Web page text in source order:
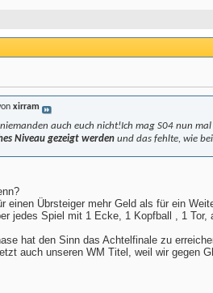
xirram
auch euch nicht!Ich mag S04 nun
Niveau gezeigt werden und das fehlte, wie
einen Übrsteiger mehr Geld als für ein
jedes Spiel mit 1 Ecke, 1 Kopfball , 1
hat den Sinn das Achtelfinale zu
auch unseren WM Titel, weil wir gegen